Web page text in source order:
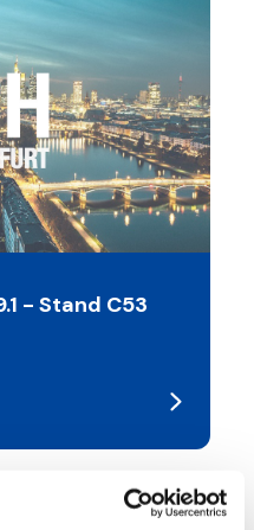
- Stand C53